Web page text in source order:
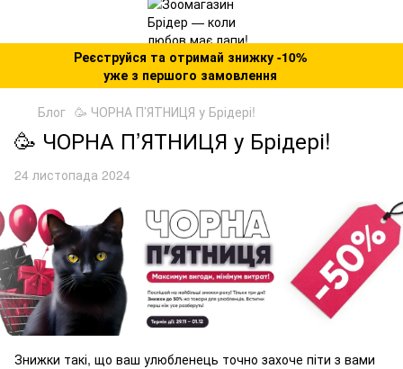
Реєструйся та отримай знижку -10%
уже з першого замовлення
Блог 🥳 ЧОРНА П’ЯТНИЦЯ у Брідері!
🥳 ЧОРНА П’ЯТНИЦЯ у Брідері!
24 листопада 2024
Знижки такі, що ваш улюбленець точно захоче піти з вами